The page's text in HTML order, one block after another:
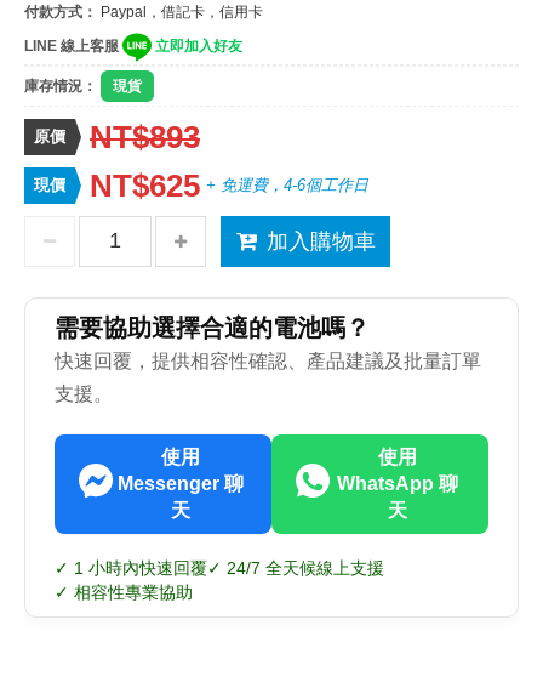
付款方式： Paypal，借記卡，信用卡
LINE 線上客服
立即加入好友
庫存情況： 現貨
原價 NT$893
現價 NT$625 + 免運費，4-6個工作日
加入購物車
需要協助選擇合適的電池嗎？
快速回覆，提供相容性確認、產品建議及批量訂單
支援。
使用
Messenger 聊
天
使用
WhatsApp 聊
天
✓ 1 小時內快速回覆✓ 24/7 全天候線上支援
✓ 相容性專業協助